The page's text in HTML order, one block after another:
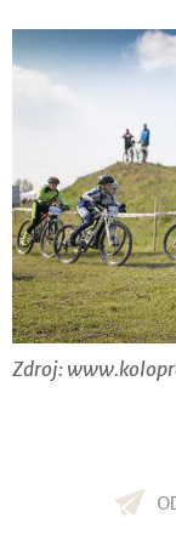
Zdroj: